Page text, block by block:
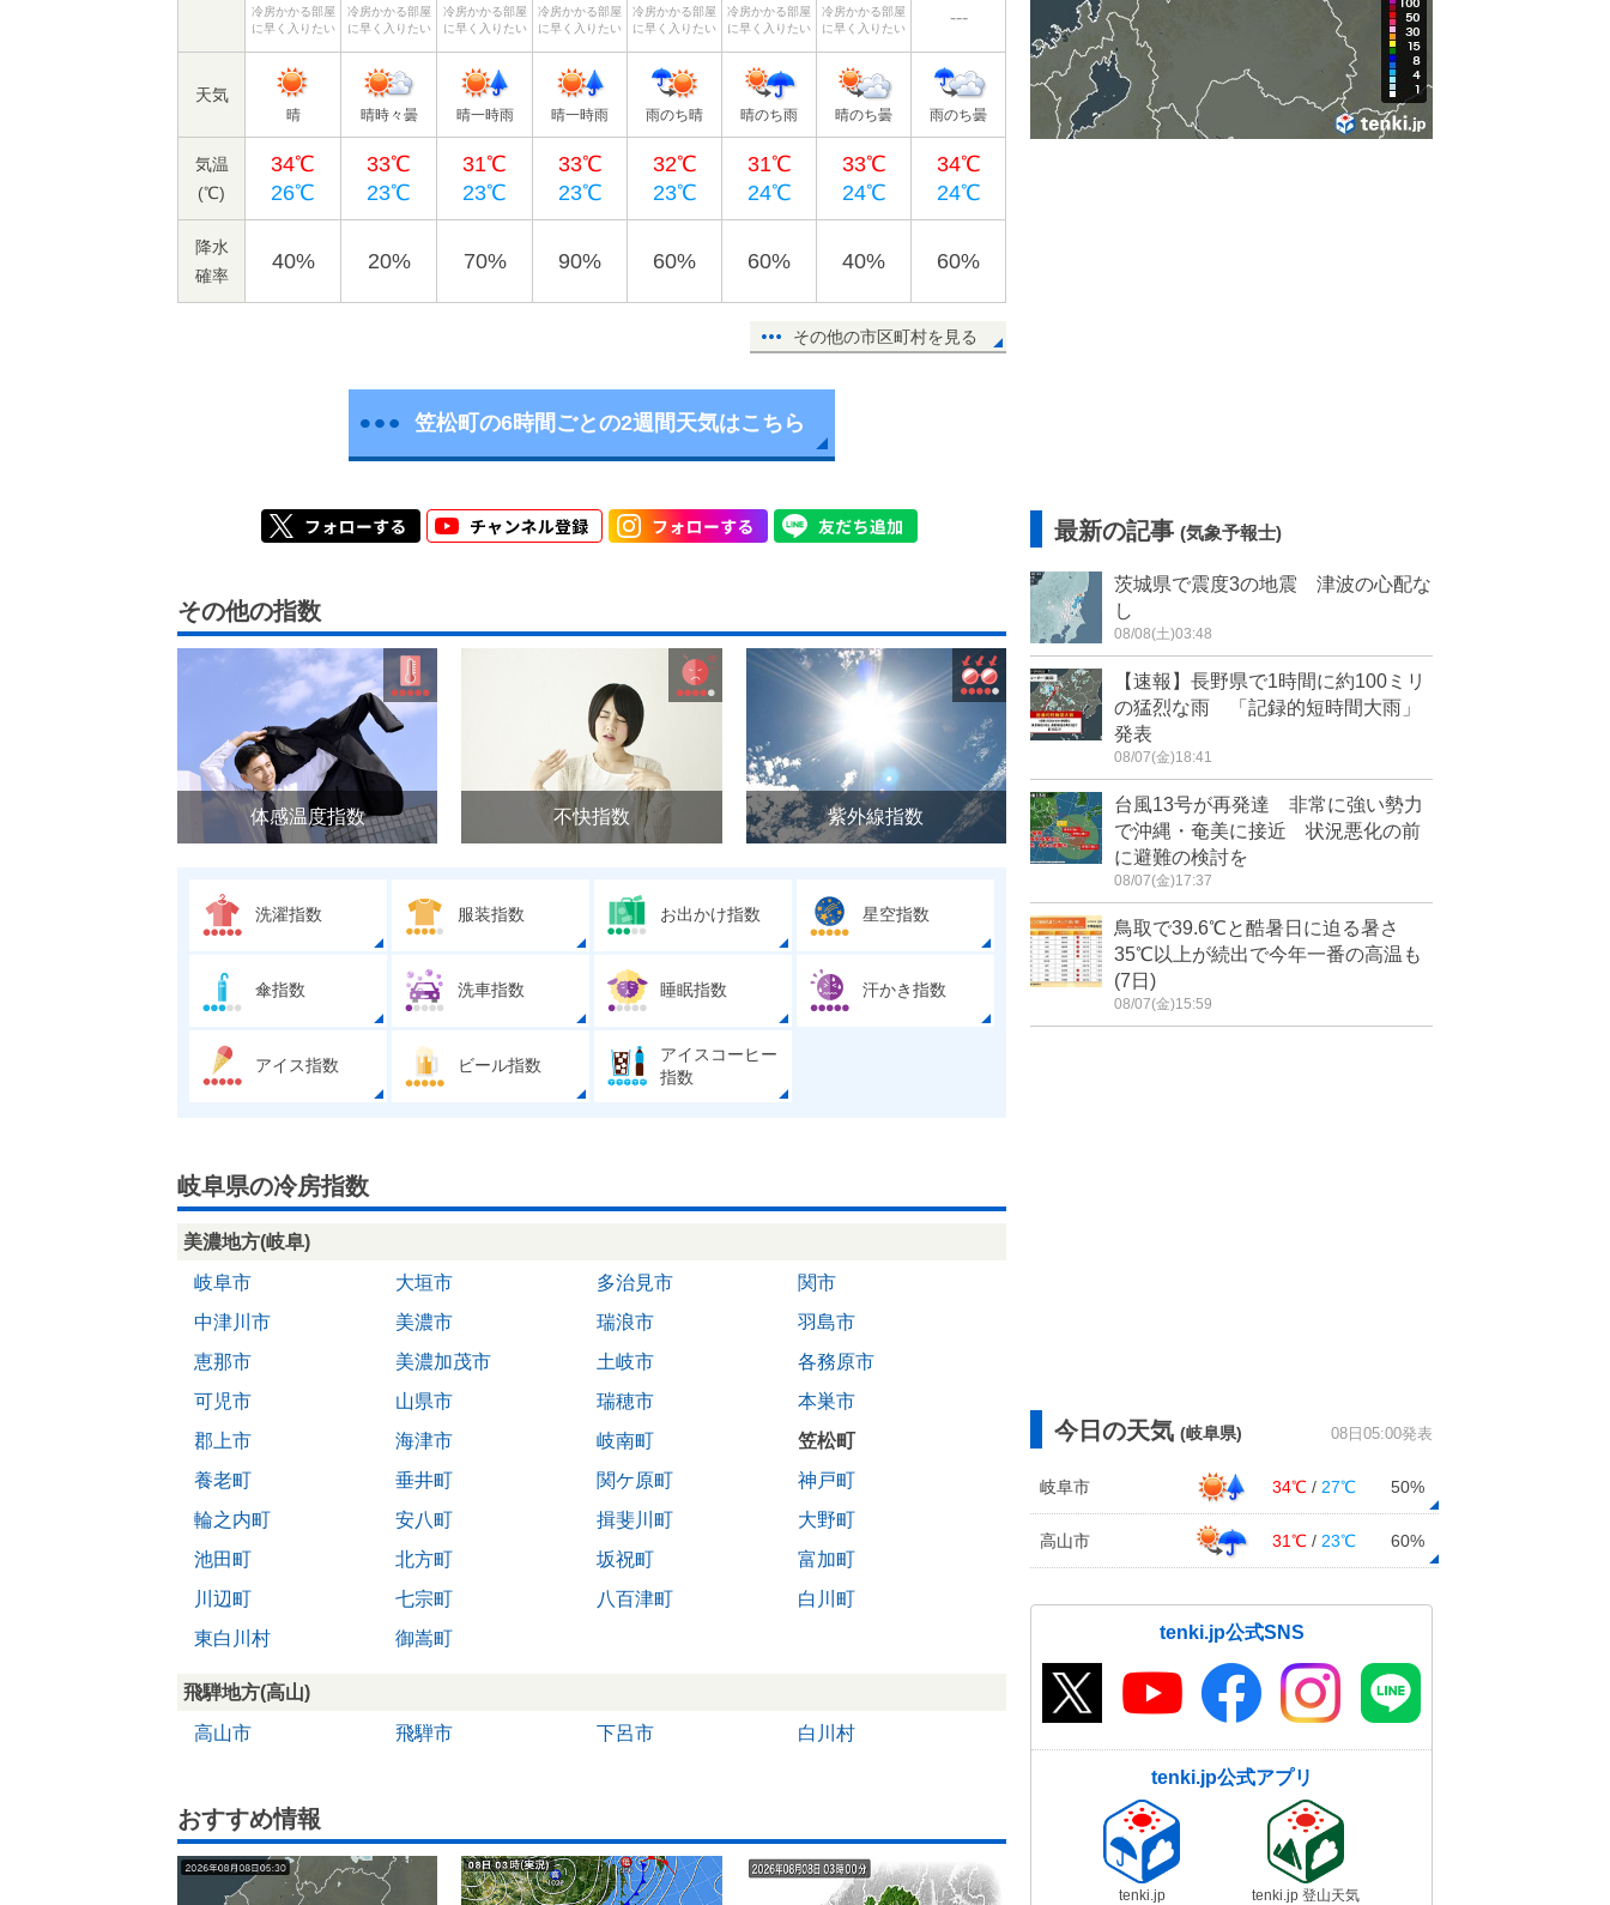
冷房かかる部屋
に早く入りたい
冷房かかる部屋
に早く入りたい
冷房かかる部屋
に早く入りたい
冷房かかる部屋
に早く入りたい
冷房かかる部屋
に早く入りたい
冷房かかる部屋
に早く入りたい
冷房かかる部屋
に早く入りたい
---
天気
晴 晴時々曇 晴一時雨 晴一時雨 雨のち晴 晴のち雨 晴のち曇 雨のち曇
気温
(℃)
34℃
26℃
33℃
23℃
31℃
23℃
33℃
23℃
32℃
23℃
31℃
24℃
33℃
24℃
34℃
24℃
降水
確率
40% 20% 70% 90% 60% 60% 40% 60%
その他の市区町村を見る
笠松町の6時間ごとの2週間天気はこちら
その他の指数
体感温度指数 不快指数 紫外線指数
洗濯指数 服装指数 お出かけ指数 星空指数
傘指数 洗車指数 睡眠指数 汗かき指数
アイス指数 ビール指数
アイスコーヒー
指数
岐阜県の冷房指数
美濃地方(岐阜)
岐阜市
大垣市 多治見市
関市
中津川市
美濃市 瑞浪市
羽島市
恵那市
美濃加茂市 土岐市
各務原市
可児市
山県市 瑞穂市
本巣市
郡上市
海津市 岐南町
笠松町
養老町
垂井町 関ケ原町
神戸町
輪之内町
安八町 揖斐川町
大野町
池田町
北方町 坂祝町
富加町
川辺町
七宗町 八百津町
白川町
東白川村
御嵩町
飛騨地方(高山)
高山市
飛騨市 下呂市 白川村
おすすめ情報
最新の記事 (気象予報士)
茨城県で震度3の地震 津波の心配な
し
08/08(土)03:48
【速報】長野県で1時間に約100ミリ
の猛烈な雨 「記録的短時間大雨」
発表
08/07(金)18:41
台風13号が再発達 非常に強い勢力
で沖縄・奄美に接近 状況悪化の前
に避難の検討を
08/07(金)17:37
鳥取で39.6℃と酷暑日に迫る暑さ
35℃以上が続出で今年一番の高温も
(7日)
08/07(金)15:59
今日の天気 (岐阜県) 08日05:00発表
岐阜市 34℃ / 27℃ 50%
高山市 31℃ / 23℃ 60%
tenki.jp公式SNS
tenki.jp公式アプリ
tenki.jp tenki.jp 登山天気